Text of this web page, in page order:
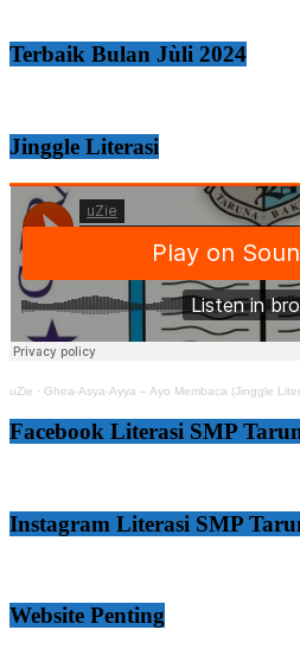
Terbaik Bulan Jùli 2024
Jinggle Literasi
uZie · Ghea-Asya-Ayya – Ayo Membaca (Jinggle
Facebook Literasi SMP
Instagram Literasi SMP
Website Penting